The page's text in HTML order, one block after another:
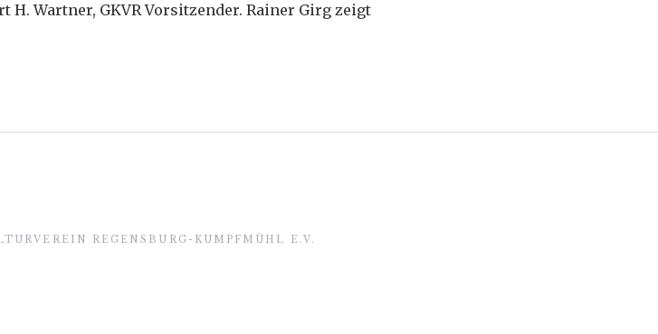
H. Wartner, GKVR Vorsitzender. Rainer Girg zeigt
REGENSBURG-KUMPFMÜHL E.V.